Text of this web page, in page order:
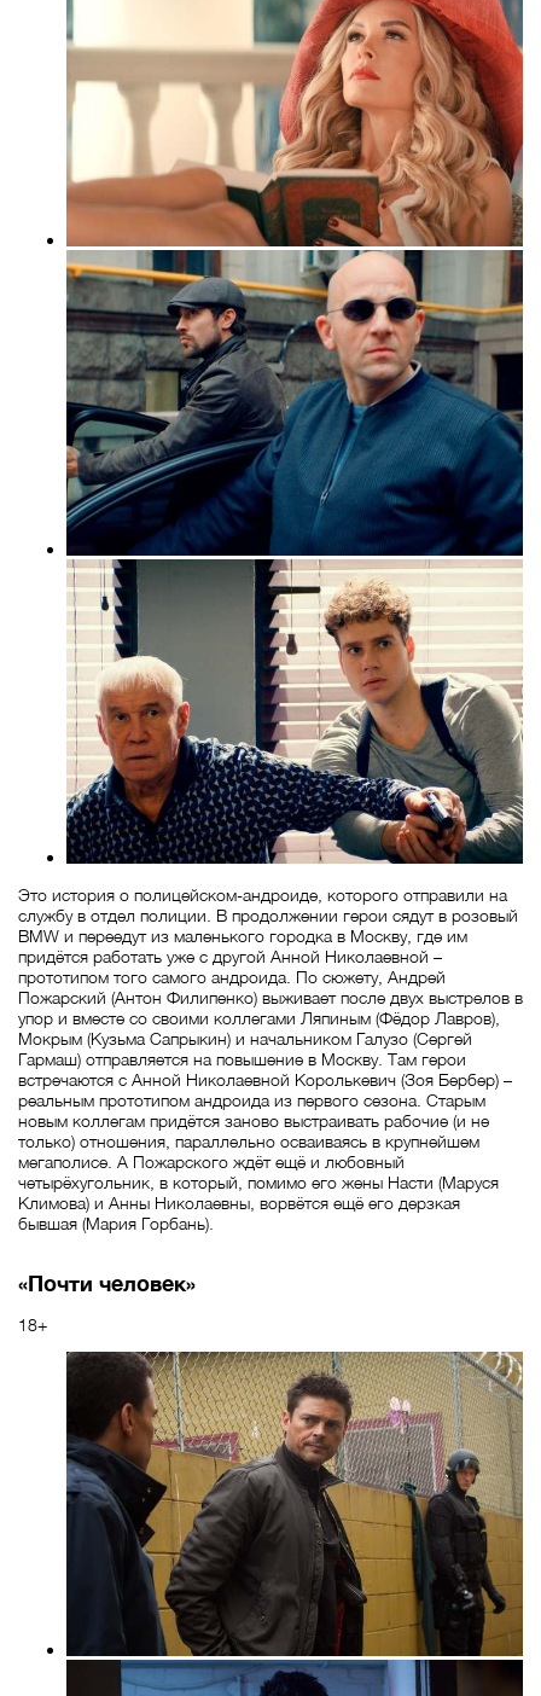
Это история о полицейском-андроиде, которого отправили на
службу в отдел полиции. В продолжении герои сядут в розовый
BMW и переедут из маленького городка в Москву, где им
придётся работать уже с другой Анной Николаевной –
прототипом того самого андроида. По сюжету, Андрей
Пожарский (Антон Филипенко) выживает после двух выстрелов в
упор и вместе со своими коллегами Ляпиным (Фёдор Лавров),
Мокрым (Кузьма Сапрыкин) и начальником Галузо (Сергей
Гармаш) отправляется на повышение в Москву. Там герои
встречаются с Анной Николаевной Королькевич (Зоя Бербер) –
реальным прототипом андроида из первого сезона. Старым
новым коллегам придётся заново выстраивать рабочие (и не
только) отношения, параллельно осваиваясь в крупнейшем
мегаполисе. А Пожарского ждёт ещё и любовный
четырёхугольник, в который, помимо его жены Насти (Маруся
Климова) и Анны Николаевны, ворвётся ещё его дерзкая
бывшая (Мария Горбань).
«Почти человек»
18+